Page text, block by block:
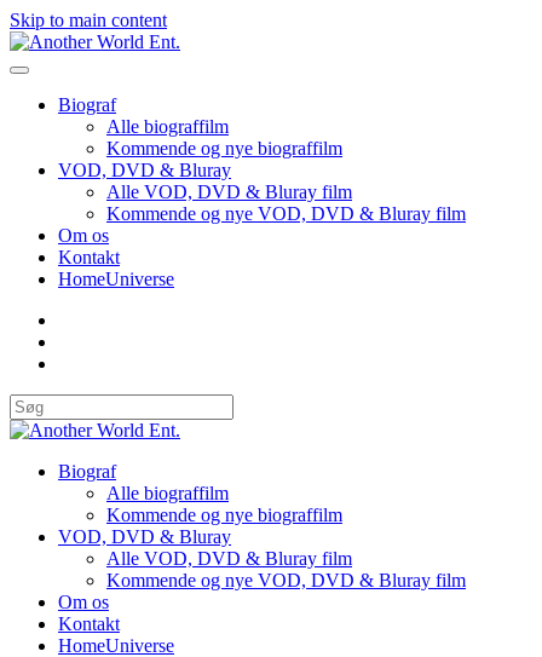
Skip to main content
Biograf
Alle biograffilm
Kommende og nye biograffilm
VOD, DVD & Bluray
Alle VOD, DVD & Bluray film
Kommende og nye VOD, DVD & Bluray film
Om os
Kontakt
HomeUniverse
Biograf
Alle biograffilm
Kommende og nye biograffilm
VOD, DVD & Bluray
Alle VOD, DVD & Bluray film
Kommende og nye VOD, DVD & Bluray film
Om os
Kontakt
HomeUniverse